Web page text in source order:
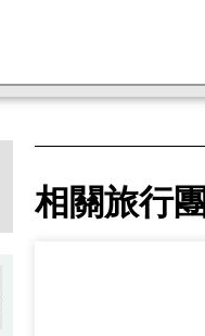
相關旅行團